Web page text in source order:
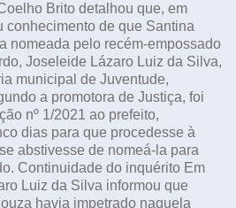
Brito detalhou que, em
conhecimento de que Santina
nomeada pelo recém-empossado
Joseleide Lázaro Luiz da Silva,
municipal de Juventude,
a promotora de Justiça, foi
nº 1/2021 ao prefeito,
dias para que procedesse à
abstivesse de nomeá-la para
Continuidade do inquérito Em
Luiz da Silva informou que
havia impetrado naquela